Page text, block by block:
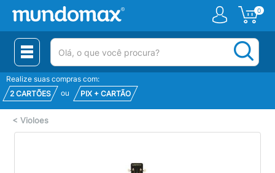
0
(pesquisar)
Realize suas compras com:
2 CARTÕES
ou PIX + CARTÃO
< Violoes